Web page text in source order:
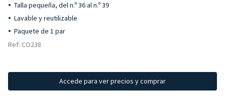
Talla pequeña, del n.º 36 al n.º 39
Lavable y reutilizable
Paquete de 1 par
Ref: CO238
Accede para ver precios y comprar